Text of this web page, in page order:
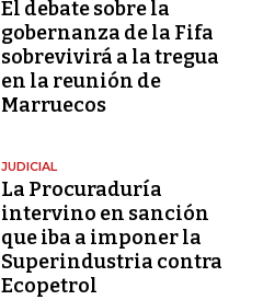
El debate sobre la
gobernanza de la Fifa
sobrevivirá a la tregua
en la reunión de
Marruecos
JUDICIAL
La Procuraduría
intervino en sanción
que iba a imponer la
Superindustria contra
Ecopetrol